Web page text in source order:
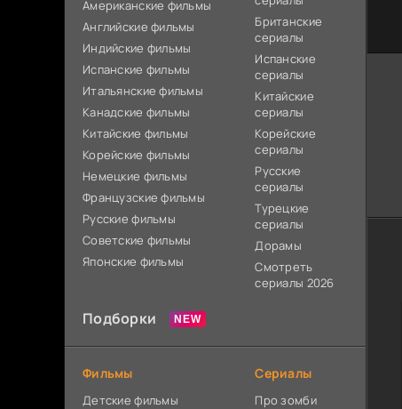
Американские фильмы
Английские фильмы
Индийские фильмы
Испанские фильмы
Итальянские фильмы
Канадские фильмы
Китайские фильмы
Корейские фильмы
Немецкие фильмы
Французские фильмы
Русские фильмы
Советские фильмы
Японские фильмы
Британские
сериалы
Испанские
сериалы
Китайские
сериалы
Корейские
сериалы
Русские
сериалы
Турецкие
сериалы
Дорамы
Смотреть
сериалы 2026
Подборки
Фильмы
Детские фильмы
Сериалы
Про зомби